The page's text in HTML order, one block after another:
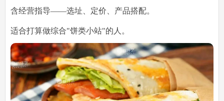
含经营指导——选址、定价、产品搭配。
适合打算做综合"饼类小站"的人。